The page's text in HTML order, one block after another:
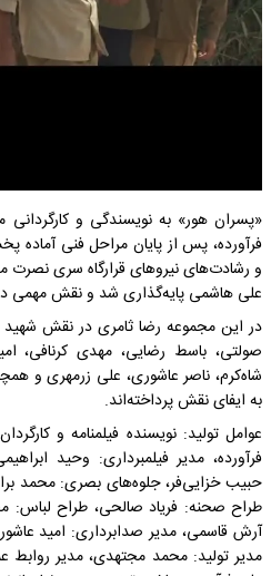
«پسران هور» به نویسندگی و
فرآورده، پس از پایان مراحل فنی
و رشادت‌های نیروهای قرارگاه سری نصرت
علی هاشمی پایه‌گذاری شد و نقش مهمی
در این مجموعه رضا ثامری در نقش شهید
صولتی، باسط رضایی، مهدی کرنافی،
شاه‌کرم، ناصر عاشوری، علی زرمهری و
به ایفای نقش پرداخته‌اند.
عوامل تولید: نویسنده فیلمنامه و
فرآورده، مدیر فیلمبرداری: وحید
حبیب خزایی‌فر، جلوه‌های بصری: محمد
طراح صحنه: فریاد صالحی، طراح لباس:
آرش قاسمی، مدیر صدابرداری: امید
مدیر تولید: محمد مجتهدی، مدیر روابط